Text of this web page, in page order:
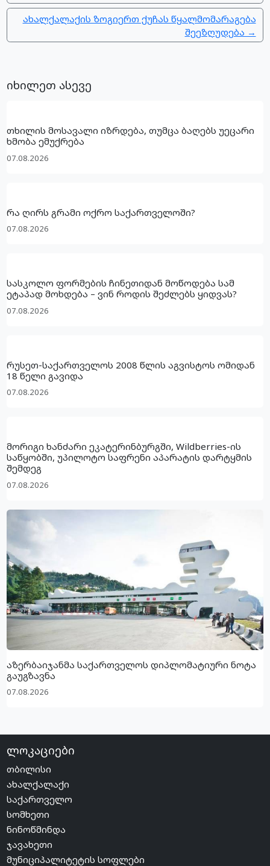
ახალქალაქის ზოგიერთ ქუჩას წყალმომარაგება
შეეზღუდება →
იხილეთ ასევე
07.08.2026
რა ღირს გრამი ოქრო საქართველოში?
07.08.2026
სასკოლო ფორმების ჩინეთიდან მოწოდება სამ
ეტაპად მოხდება – ვინ როდის შეძლებს ყიდვას?
07.08.2026